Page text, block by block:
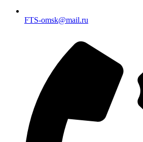
FTS-omsk@mail.ru